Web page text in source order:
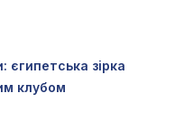
єгипетська зірка
клубом